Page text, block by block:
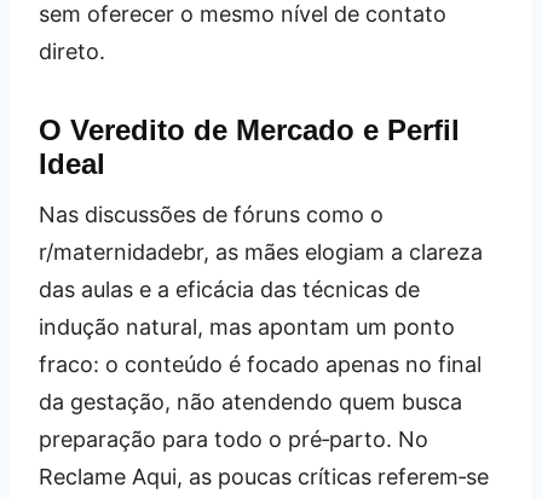
sem oferecer o mesmo nível de contato
direto.
O Veredito de Mercado e Perfil
Ideal
Nas discussões de fóruns como o
r/maternidadebr, as mães elogiam a clareza
das aulas e a eficácia das técnicas de
indução natural, mas apontam um ponto
fraco: o conteúdo é focado apenas no final
da gestação, não atendendo quem busca
preparação para todo o pré‑parto. No
Reclame Aqui, as poucas críticas referem‑se